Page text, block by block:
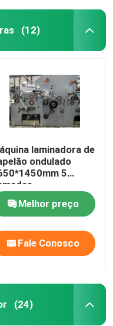
(12)
laminadora de
ondulado
5
Melhor preço
Fale Conosco
(24)